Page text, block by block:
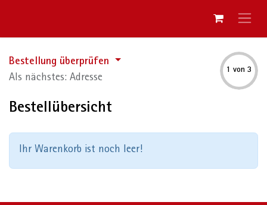
Bestellung überprüfen
Als nächstes: Adresse
1 von 3
Bestellübersicht
Ihr Warenkorb ist noch leer!